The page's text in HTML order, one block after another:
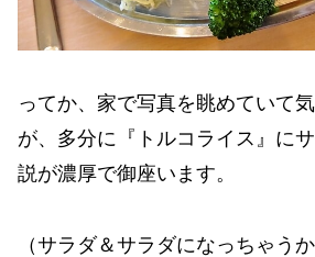
ってか、家で写真を眺めていて
が、多分に『トルコライス』に
説が濃厚で御座います。
（サラダ＆サラダになっちゃうか